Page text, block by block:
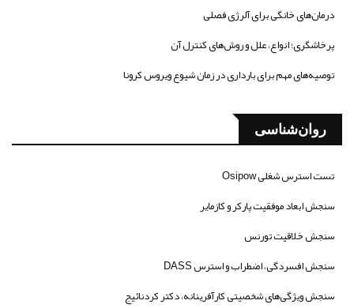
درمان‌های خانگی برای آلرژی فصلی
پرخاشگری؛ انواع، علل و روش‌های کنترل آن
توصیه‌های مهم برای بارداری در زمان شیوع ویروس کرونا
روان‌شناسی
تست استرس شغلی Osipow
سنجش ابعاد موفقیت پارکر و کازمایر
سنجش خلاقیت تورنس
سنجش افسردگی، اضطراب و استرس DASS
سنجش ویژگی‌های شخصیتی کارآفرینانه، دکتر کردنائیج